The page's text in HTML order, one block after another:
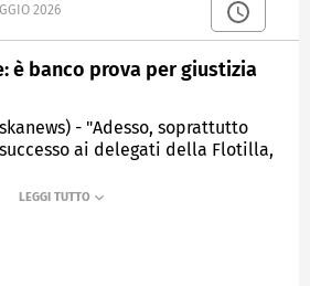
2026
è banco prova per giustizia
- "Adesso, soprattutto
ai delegati della Flotilla,
giudiziaria, perché